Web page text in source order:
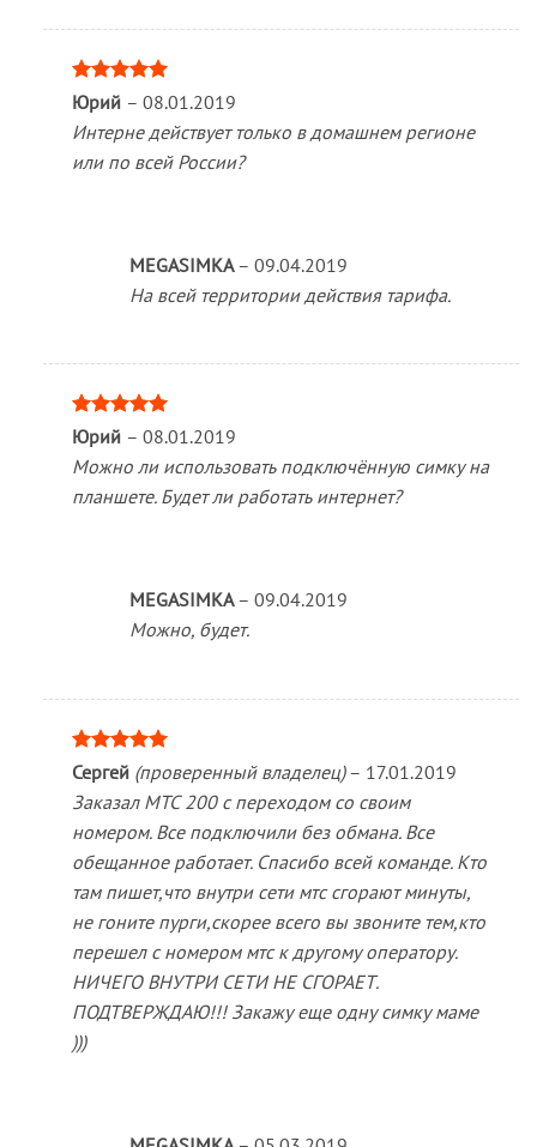
Оценка5
из 5
Юрий – 08.01.2019
Интерне действует только в домашнем регионе
или по всей России?
MEGASIMKA – 09.04.2019
На всей территории действия тарифа.
Оценка5
из 5
Юрий – 08.01.2019
Можно ли использовать подключённую симку на
планшете. Будет ли работать интернет?
MEGASIMKA – 09.04.2019
Можно, будет.
Оценка5
из 5
Сергей (проверенный владелец) – 17.01.2019
Заказал МТС 200 с переходом со своим
номером. Все подключили без обмана. Все
обещанное работает. Спасибо всей команде. Кто
там пишет,что внутри сети мтс сгорают минуты,
не гоните пурги,скорее всего вы звоните тем,кто
перешел с номером мтс к другому оператору.
НИЧЕГО ВНУТРИ СЕТИ НЕ СГОРАЕТ.
ПОДТВЕРЖДАЮ!!! Закажу еще одну симку маме
)))